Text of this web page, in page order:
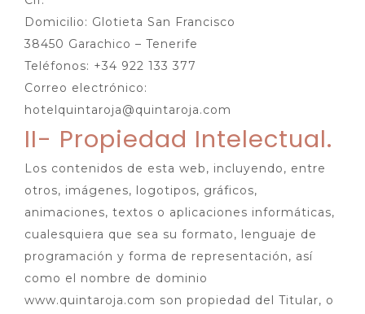
Domicilio: Glotieta San Francisco
38450 Garachico – Tenerife
Teléfonos: +34 922 133 377
Correo electrónico:
hotelquintaroja@quintaroja.com
II- Propiedad Intelectual.
Los contenidos de esta web, incluyendo, entre
otros, imágenes, logotipos, gráficos,
animaciones, textos o aplicaciones informáticas,
cualesquiera que sea su formato, lenguaje de
programación y forma de representación, así
como el nombre de dominio
www.quintaroja.com son propiedad del Titular, o